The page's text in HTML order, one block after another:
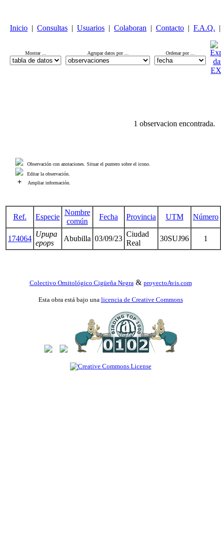
Inicio | Consultas | Usuarios | Colaboran | Contacto | F.A.Q. |
Mostrar ... Agrupar datos por ... Ordenar por ...
1 observacion encontrada.
Observación con anotaciones. Situar el puntero sobre el icono.
Editar la observación.
+ Ampliar información.
Ref. Especie
Nombre
común
Fecha Provincia UTM Número
174064
Upupa
epops
Abubilla 03/09/23
Ciudad
Real
30SUJ96 1
Colectivo Ornitológico Cigüeña Negra & proyectoAvis.com
Esta obra está bajo una licencia de Creative Commons